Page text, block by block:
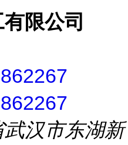
限公司
汉市东湖新